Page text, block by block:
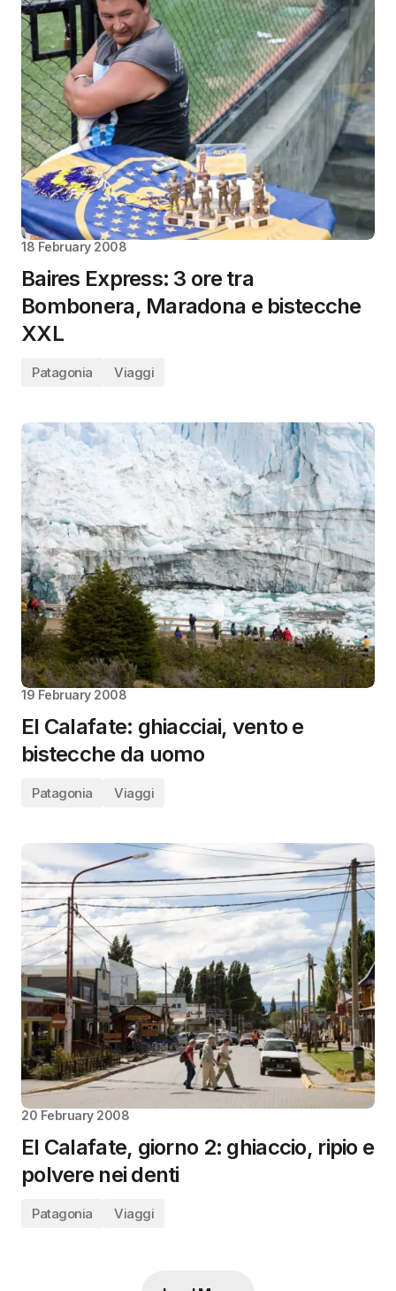
18 February 2008
Baires Express: 3 ore tra
Bombonera, Maradona e bistecche
XXL
Patagonia Viaggi
19 February 2008
El Calafate: ghiacciai, vento e
bistecche da uomo
Patagonia Viaggi
20 February 2008
El Calafate, giorno 2: ghiaccio, ripio e
polvere nei denti
Patagonia Viaggi